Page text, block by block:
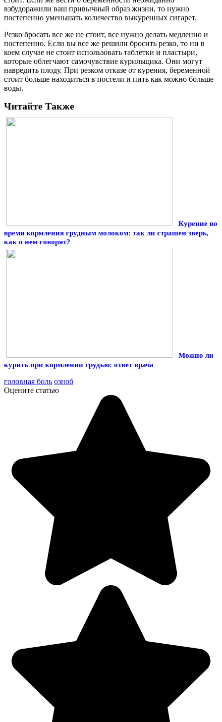
взбудоражили ваш привычный образ жизни, то нужно
постепенно уменьшать количество выкуренных сигарет.
Резко бросать все же не стоит, все нужно делать медленно и
постепенно. Если вы все же решили бросить резко, то ни в
коем случае не стоит использовать таблетки и пластыри,
которые облегчают самочувствие курильщика. Они могут
навредить плоду. При резком отказе от курения, беременной
стоит больше находиться в постели и пить как можно больше
воды.
Читайте Также
Курение во
время кормления грудным молоком: так ли страшен зверь,
как о нем говорят?
Можно ли
курить при кормлении грудью: ответ врача
головная боль озноб
Оцените статью